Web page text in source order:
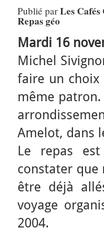
Publié parLes Cafés
Repas géo
Mardi 16
Michel
faire un choix
même
Amelot, dans
Le repas
constater que
être déjà
voyage
2004.